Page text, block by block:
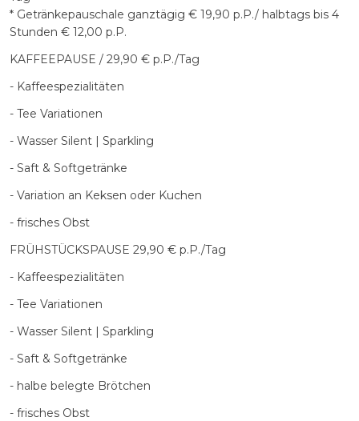
* Getränkepauschale ganztägig € 19,90 p.P./ halbtags bis 4
Stunden € 12,00 p.P.
KAFFEEPAUSE / 29,90 € p.P./Tag
- Kaffeespezialitäten
- Tee Variationen
- Wasser Silent | Sparkling
- Saft & Softgetränke
- Variation an Keksen oder Kuchen
- frisches Obst
FRÜHSTÜCKSPAUSE 29,90 € p.P./Tag
- Kaffeespezialitäten
- Tee Variationen
- Wasser Silent | Sparkling
- Saft & Softgetränke
- halbe belegte Brötchen
- frisches Obst